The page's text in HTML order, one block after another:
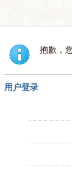
抱歉，
用户登录